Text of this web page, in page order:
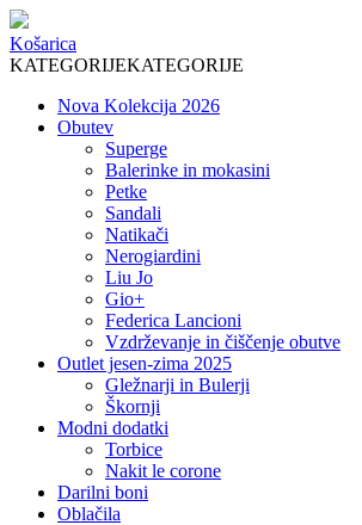
Košarica
KATEGORIJEKATEGORIJE
Nova Kolekcija 2026
Obutev
Superge
Balerinke in mokasini
Petke
Sandali
Natikači
Nerogiardini
Liu Jo
Gio+
Federica Lancioni
Vzdrževanje in čiščenje obutve
Outlet jesen-zima 2025
Gležnarji in Bulerji
Škornji
Modni dodatki
Torbice
Nakit le corone
Darilni boni
Oblačila